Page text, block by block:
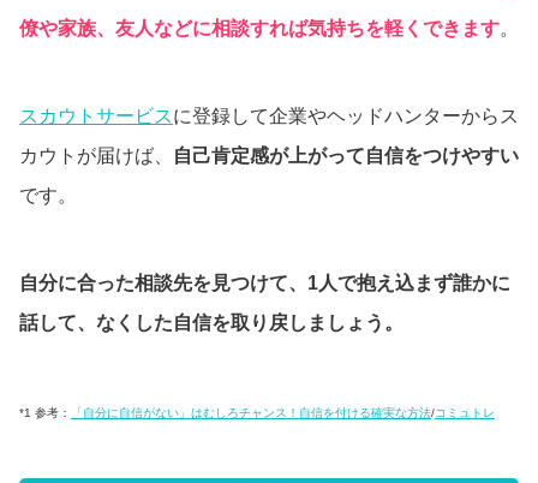
僚や家族、友人などに相談すれば気持ちを軽くできます。
スカウトサービスに登録して企業やヘッドハンターからス
カウトが届けば、
自己肯定感が上がって自信をつけやすい
です。
自分に合った相談先を見つけて、1人で抱え込まず誰かに
話して、なくした自信を取り戻しましょう。
*1 参考： 「自分に自信がない」はむしろチャンス！自信を付ける確実な方法/コミュトレ